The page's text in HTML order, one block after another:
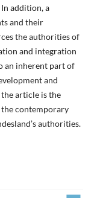
addition, a
and their
the authorities of
and integration
an inherent part of
and
article is the
contemporary
authorities.